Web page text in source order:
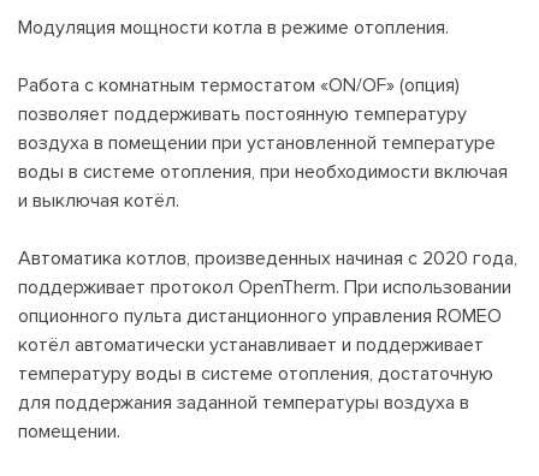
Модуляция мощности котла в режиме отопления.
Работа с комнатным термостатом «ON/OF» (опция)
позволяет поддерживать постоянную температуру
воздуха в помещении при установленной температуре
воды в системе отопления, при необходимости включая
и выключая котёл.
Автоматика котлов, произведенных начиная с 2020 года,
поддерживает протокол OpenTherm. При использовании
опционного пульта дистанционного управления ROMEO
котёл автоматически устанавливает и поддерживает
температуру воды в системе отопления, достаточную
для поддержания заданной температуры воздуха в
помещении.